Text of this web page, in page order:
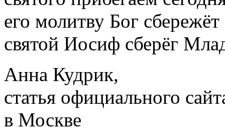
его молитву Бог
святой Иосиф сберёг
Анна Кудрик,
статья официального
в Москве